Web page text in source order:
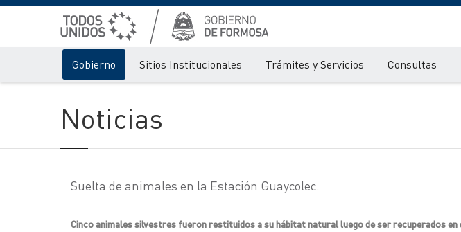
Gobierno Sitios Institucionales Trámites y Servicios Consultas
Noticias
Suelta de animales en la Estación Guaycolec.
Cinco animales silvestres fueron restituidos a su hábitat natural luego de ser recuperados